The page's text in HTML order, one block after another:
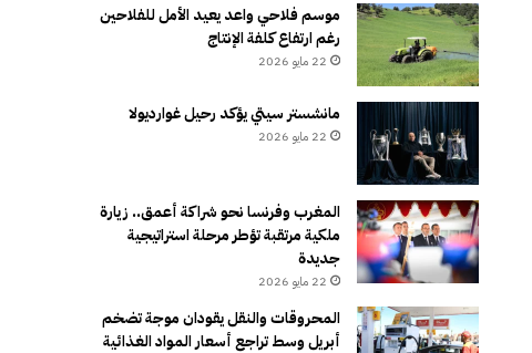
موسم فلاحي واعد يعيد الأمل للفلاحين
رغم ارتفاع كلفة الإنتاج
22 مايو 2026
مانشستر سيتي يؤكد رحيل غوارديولا
22 مايو 2026
المغرب وفرنسا نحو شراكة أعمق.. زيارة
ملكية مرتقبة تؤطر مرحلة استراتيجية
جديدة
22 مايو 2026
المحروقات والنقل يقودان موجة تضخم
أبريل وسط تراجع أسعار المواد الغذائية